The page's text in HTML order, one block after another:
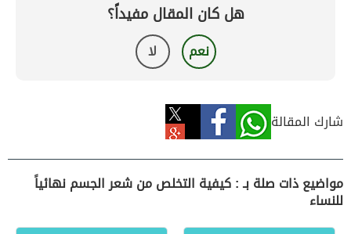
هل كان المقال مفيداً؟
نعم لا
شارك المقالة
مواضيع ذات صلة بـ : كيفية التخلص من شعر الجسم نهائياً
للنساء